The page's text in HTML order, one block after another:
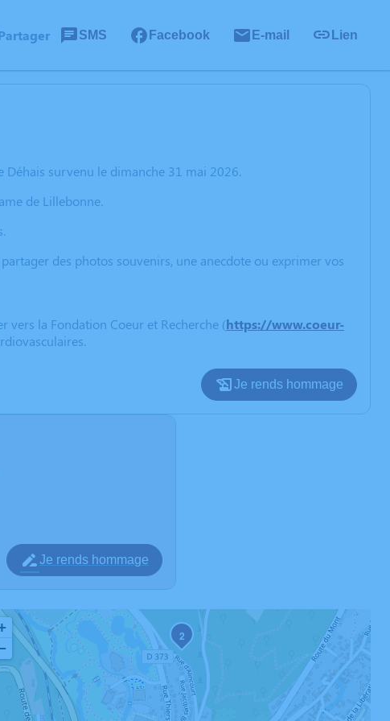
SMS Facebook E-mail Lien
Déhais survenu le dimanche 31 mai 2026.
de Lillebonne.
des photos souvenirs, une anecdote ou exprimer vos
vers la Fondation Coeur et Recherche (https://www.coeur-
Je rends hommage
Je rends hommage
2